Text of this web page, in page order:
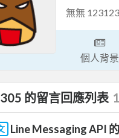
無無 123123
個人背景
的留言回應列表
Line Messaging API